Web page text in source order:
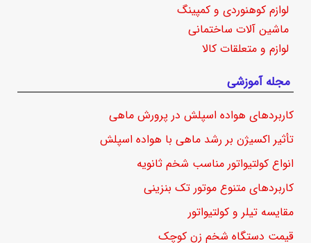
لوازم کوهنوردی و کمپینگ
ماشین آلات ساختمانی
لوازم و متعلقات کالا
مجله آموزشی
کاربردهای هواده اسپلش در پرورش ماهی
تأثیر اکسیژن بر رشد ماهی با هواده اسپلش
انواع کولتیواتور مناسب شخم ثانویه
کاربردهای متنوع موتور تک بنزینی
مقایسه تیلر و کولتیواتور
قیمت دستگاه شخم زن کوچک